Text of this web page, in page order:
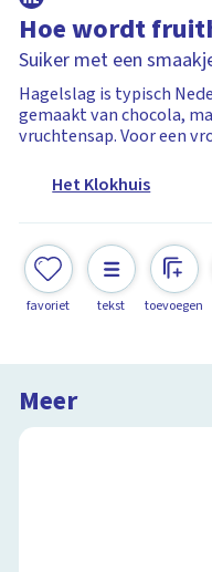
Hoe wordt
Suiker met een
Hagelslag is typisch
gemaakt van chocola,
vruchtensap. Voor een
Het Klokhuis
favoriet tekst toevoegen
Meer